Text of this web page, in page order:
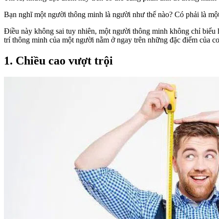
Bạn nghĩ một người thông minh là người như thế nào? Có phải là
Điều này không sai tuy nhiên, một người thông minh không chỉ
trí thông minh của một người nằm ở ngay trên những đặc điểm của
1. Chiều cao vượt trội